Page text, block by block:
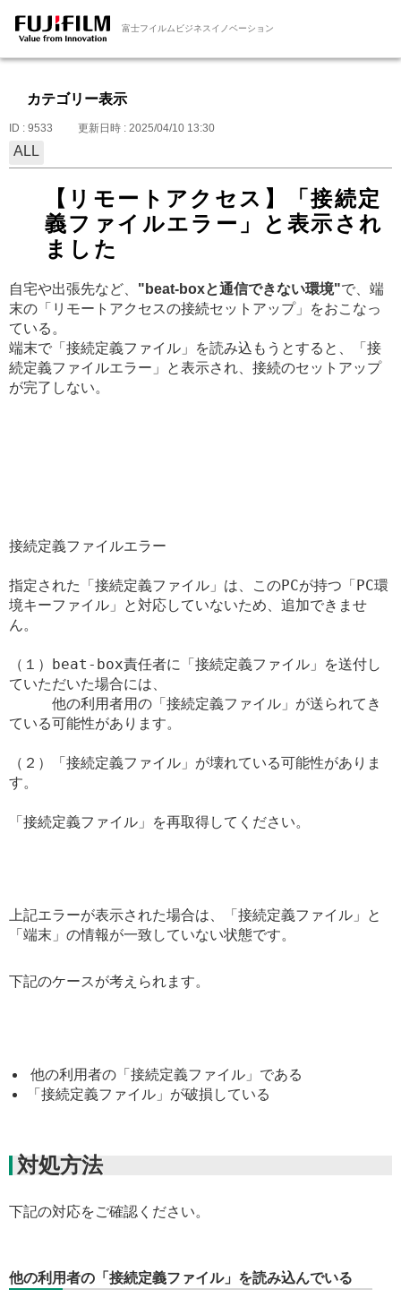
富士フイルムビジネスイノベーション
カテゴリー表示
ID : 9533 更新日時 : 2025/04/10 13:30
ALL
【リモートアクセス】「接続定
義ファイルエラー」と表示され
ました
自宅や出張先など、 "beat-boxと通信できない環境"で、端
末の「リモートアクセスの接続セットアップ」をおこなっ
ている。
端末で「接続定義ファイル」を読み込もうとすると、「接
続定義ファイルエラー」と表示され、接続のセットアップ
が完了しない。
接続定義ファイルエラー
指定された「接続定義ファイル」は、このPCが持つ「PC環
境キーファイル」と対応していないため、追加できませ
ん。
（１）beat-box責任者に「接続定義ファイル」を送付し
ていただいた場合には、
他の利用者用の「接続定義ファイル」が送られてき
ている可能性があります。
（２）「接続定義ファイル」が壊れている可能性がありま
す。
「接続定義ファイル」を再取得してください。
上記エラーが表示された場合は、「接続定義ファイル」と
「端末」の情報が一致していない状態です。
下記のケースが考えられます。
他の利用者の「接続定義ファイル」である
「接続定義ファイル」が破損している
対処方法
下記の対応をご確認ください。
他の利用者の「接続定義ファイル」を読み込んでいる